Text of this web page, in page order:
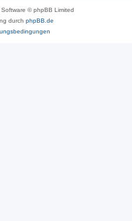
© phpBB Limited
durch phpBB.de